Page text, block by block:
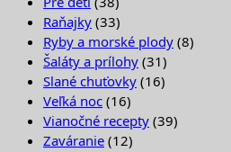
Raňajky (33)
Ryby a morské plody (8)
Šaláty a prílohy (31)
Slané chuťovky (16)
Veľká noc (16)
Vianočné recepty (39)
Zaváranie (12)